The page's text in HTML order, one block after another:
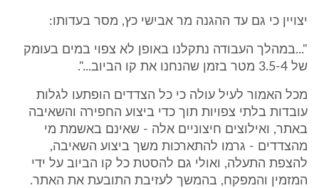
יצויין כי גם עד ההגנה מר אבישי כץ, מסר בעדותו:
"...במהלך העבודה נתקלנו באופן לא צפוי במים בעומק
של 3.5-4 מטר בזמן שהנחנו את קו הביוב...".
מכל האמור לעיל עולה כי כל הצדדים הופתעו לגלות
עובדות בלתי צפויות תוך כדי ביצוע החפירה והשאיבה
באתר, ואילוצים חיצוניים אלה - שאינם באשמת מי
מהצדדים - גרמו להתארכות משך ביצוע השאיבה,
להצפת התעלה, ואולי גם להסטת כל קו הביוב על ידי
המזמין והמפקח, בהמשך לעזיבת התובעת את האתר.